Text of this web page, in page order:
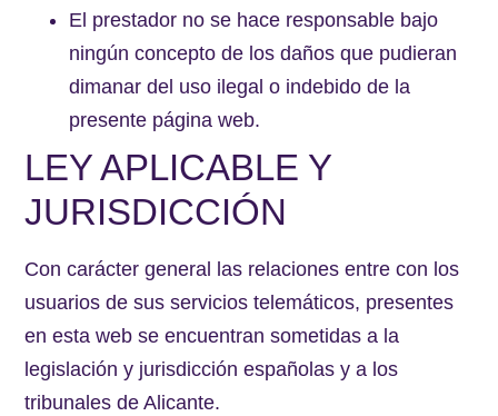
El prestador no se hace responsable bajo
ningún concepto de los daños que pudieran
dimanar del uso ilegal o indebido de la
presente página web.
LEY APLICABLE Y
JURISDICCIÓN
Con carácter general las relaciones entre con los
usuarios de sus servicios telemáticos, presentes
en esta web se encuentran sometidas a la
legislación y jurisdicción españolas y a los
tribunales de Alicante.